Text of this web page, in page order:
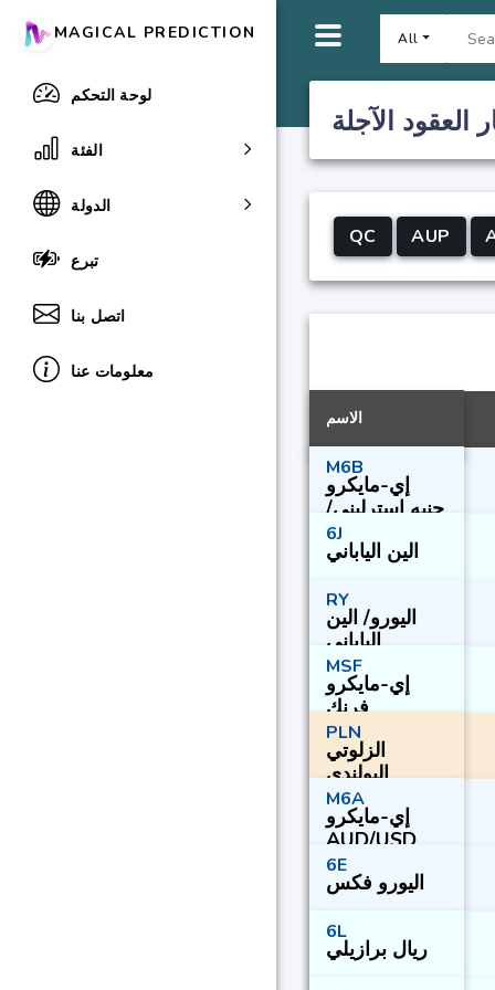
All
MAGICAL PREDICTION
لوحة التحكم
الفئة
الدولة
تبرع
اتصل بنا
معلومات عنا
الآجلة
QC AUP
الاسم
M6B
إي-مايكرو
جنيه استرليني/
دولار أمريكي
6J
الين الياباني
RY
اليورو/ الين
الياباني
MSF
إي-مايكرو
فرنك
سويسري/
دولار أمريكي
PLN
الزلوتي
البولندي
M6A
إي-مايكرو
AUD/USD
6E
اليورو فكس
6L
ريال برازيلي